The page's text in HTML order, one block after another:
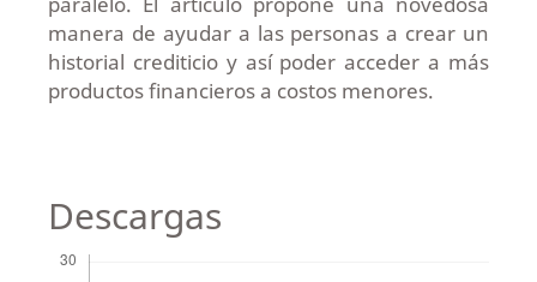
manera de ayudar a las personas a crear un
historial crediticio y así poder acceder a más
productos financieros a costos menores.
Descargas